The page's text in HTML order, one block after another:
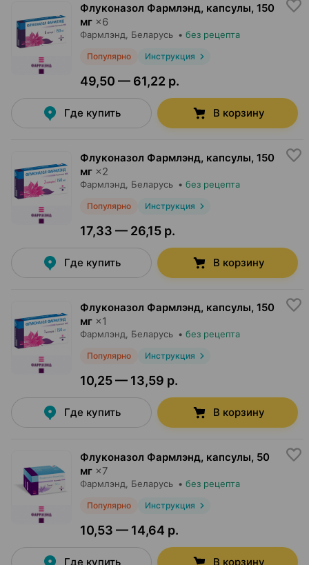
Флуконазол Фармлэнд, капсулы, 150
мг ×6
Фармлэнд , Беларусь • без рецепта
Популярно Инструкция
49,50 — 61,22 р.
Где купить В корзину
Флуконазол Фармлэнд, капсулы, 150
мг ×2
Фармлэнд , Беларусь • без рецепта
Популярно Инструкция
17,33 — 26,15 р.
Где купить В корзину
Флуконазол Фармлэнд, капсулы, 150
мг ×1
Фармлэнд , Беларусь • без рецепта
Популярно Инструкция
10,25 — 13,59 р.
Где купить В корзину
Флуконазол Фармлэнд, капсулы, 50
мг ×7
Фармлэнд , Беларусь • без рецепта
Популярно Инструкция
10,53 — 14,64 р.
Где купить В корзину